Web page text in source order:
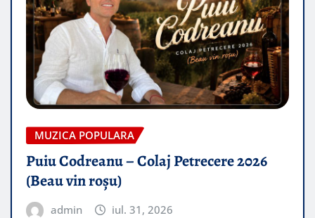
MUZICA POPULARA
Puiu Codreanu – Colaj Petrecere 2026
(Beau vin roșu)
admin iul. 31, 2026